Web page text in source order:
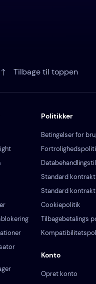
Tilbage til toppen
Konto
Opret konto
Politikker
Betingelser for
Standard
Standard
Cookiepolitik
Tilbagebetalings